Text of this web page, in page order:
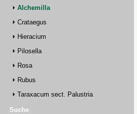
Alchemilla
Crataegus
Hieracium
Pilosella
Rosa
Rubus
Taraxacum sect. Palustria
Suche